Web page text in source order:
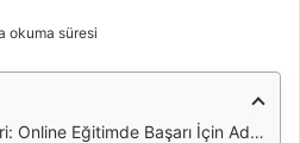
okuma süresi
Eğitimde Başarı İçin Adım Adım Kılavuz